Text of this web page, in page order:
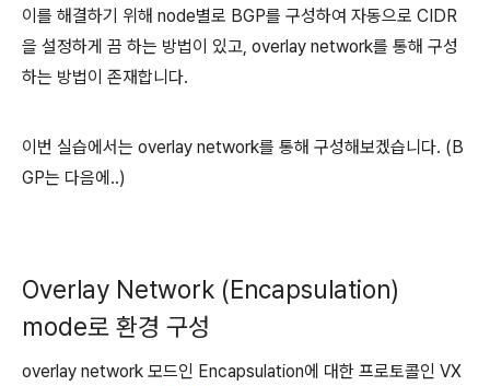
이를 해결하기 위해 node별로 BGP를 구성하여 자동으로 CIDR
을 설정하게 끔 하는 방법이 있고, overlay network를 통해 구성
하는 방법이 존재합니다.
이번 실습에서는 overlay network를 통해 구성해보겠습니다. (B
GP는 다음에..)
Overlay Network (Encapsulation)
mode로 환경 구성
overlay network 모드인 Encapsulation에 대한 프로토콜인 VX